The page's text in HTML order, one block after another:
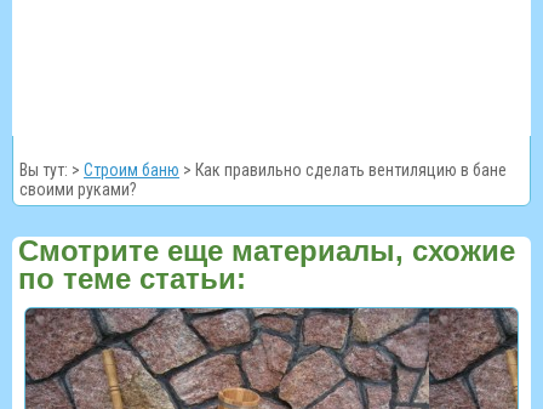
Вы тут: > Строим баню > Как правильно сделать вентиляцию в бане
своими руками?
Смотрите еще материалы, схожие
по теме статьи: